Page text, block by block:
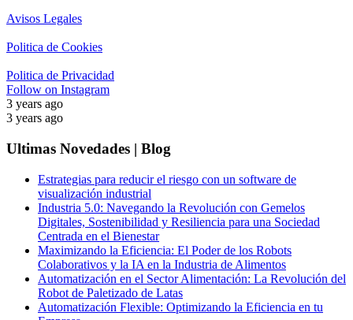
Avisos Legales
Politica de Cookies
Politica de Privacidad
Follow on Instagram
3 years ago
3 years ago
Ultimas Novedades | Blog
Estrategias para reducir el riesgo con un software de
visualización industrial
Industria 5.0: Navegando la Revolución con Gemelos
Digitales, Sostenibilidad y Resiliencia para una Sociedad
Centrada en el Bienestar
Maximizando la Eficiencia: El Poder de los Robots
Colaborativos y la IA en la Industria de Alimentos
Automatización en el Sector Alimentación: La Revolución del
Robot de Paletizado de Latas
Automatización Flexible: Optimizando la Eficiencia en tu